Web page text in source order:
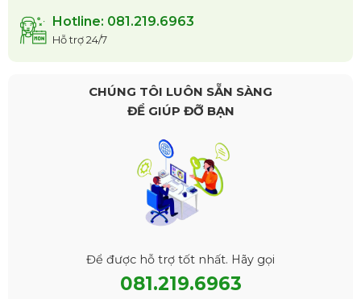
Hotline: 081.219.6963
Hỗ trợ 24/7
CHÚNG TÔI LUÔN SẴN SÀNG
ĐỂ GIÚP ĐỠ BẠN
Để được hỗ trợ tốt nhất. Hãy gọi
081.219.6963